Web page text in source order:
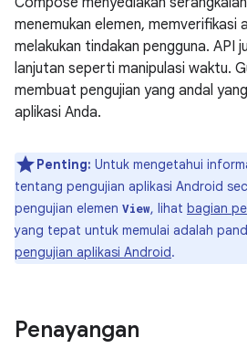
menemukan elemen, memverifikasi
melakukan tindakan pengguna. API
lanjutan seperti manipulasi waktu.
membuat pengujian yang andal
aplikasi Anda.
Penting: Untuk mengetahui
tentang pengujian aplikasi Android
pengujian elemen View, lihat bagian
yang tepat untuk memulai adalah
pengujian aplikasi Android.
Penayangan